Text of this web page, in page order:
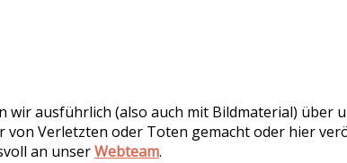
ausführlich (also auch mit Bildmaterial) über
von Verletzten oder Toten gemacht oder hier
an unserWebteam.